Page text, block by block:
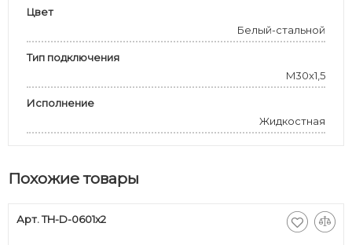
Цвет
Белый-стальной
Тип подключения
M30x1,5
Исполнение
Жидкостная
Похожие товары
Арт. TH-D-0601x2